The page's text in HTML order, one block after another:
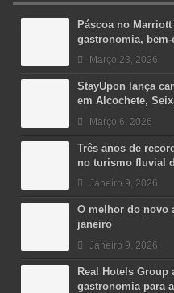
Páscoa no Marriott
gastronomia,
Março 23, 2026
StayUpon lança
em Alcochete,
Março 6, 2026
Três anos de
no turismo fluvial
Janeiro 9, 2026
O melhor do novo
janeiro
Janeiro 9, 2026
Real Hotels Group
gastronomia para